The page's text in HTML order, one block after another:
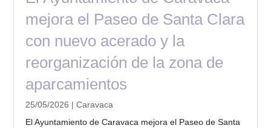
mejora el Paseo de Santa Clara
con nuevo acerado y la
reorganización de la zona de
aparcamientos
25/05/2026 |Caravaca
El Ayuntamiento de Caravaca mejora el Paseo de Santa